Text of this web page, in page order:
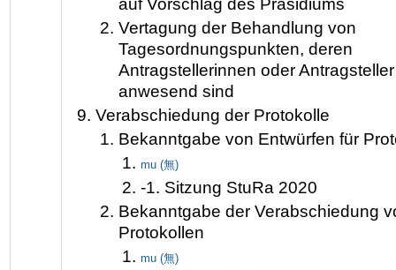
Vertagung der Behandlung von
Tagesordnungspunkten, deren
Antragstellerinnen oder
anwesend sind
Verabschiedung der Protokolle
Bekanntgabe von Entwürfen für
mu (無)
-1. Sitzung StuRa 2020
Bekanntgabe der Verabschiedung
Protokollen
mu (無)